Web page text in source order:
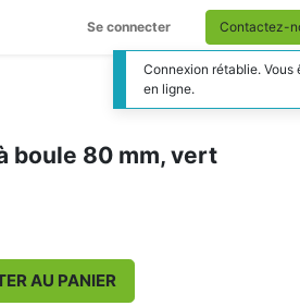
Se connecter Contactez-
boule 80 mm, vert
AU PANIER
Connexion rétablie. Vous
en ligne.